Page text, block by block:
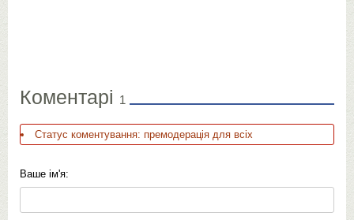
Коментарі 1
Статус коментування: премодерація для всіх
Ваше ім'я: